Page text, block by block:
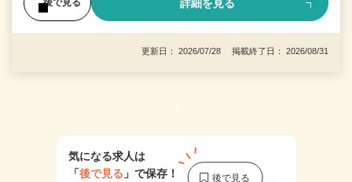
後で見る 詳細を見る
更新日： 2026/07/28 掲載終了日： 2026/08/31
1
気になる求人は
「後で見る 」で保存！